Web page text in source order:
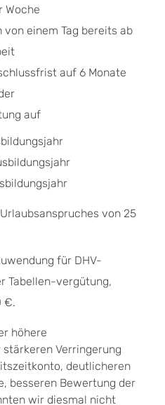
Woche
einem Tag bereits ab
auf 6 Monate
auf
von 25
für DHV-
Tabellen-vergütung,
€.
höhere
Verringerung
deutlicheren
besseren Bewertung der
wir diesmal nicht